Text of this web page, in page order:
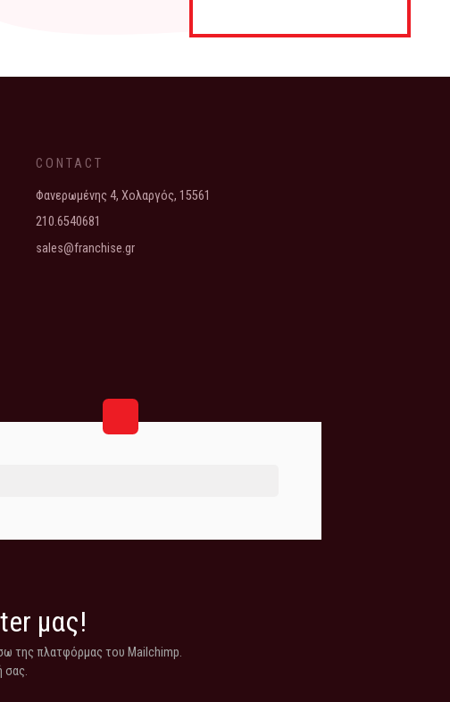
CONTACT
Φανερωμένης 4, Χολαργός, 15561
210.6540681
sales@franchise.gr
μας!
της πλατφόρμας του Mailchimp.
σας.